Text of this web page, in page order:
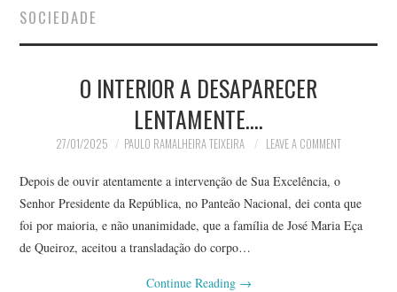
AUTORES
CONTACTO
PRIVACIDADE
SOCIEDADE
O INTERIOR A DESAPARECER
LENTAMENTE….
27/01/2025 PAULO RAMALHEIRA TEIXEIRA LEAVE A COMMENT
Depois de ouvir atentamente a intervenção de Sua Excelência, o
Senhor Presidente da República, no Panteão Nacional, dei conta que
foi por maioria, e não unanimidade, que a família de José Maria Eça
de Queiroz, aceitou a transladação do corpo…
Continue Reading →